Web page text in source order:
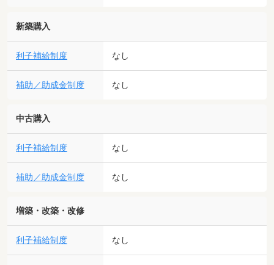
新築購入
利子補給制度 なし
補助／助成金制度 なし
中古購入
利子補給制度 なし
補助／助成金制度 なし
増築・改築・改修
利子補給制度 なし